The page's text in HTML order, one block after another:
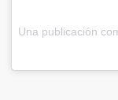
Una publicación